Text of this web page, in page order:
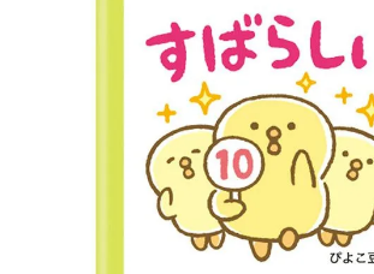
だっとちゃん ばいばいべあ
ようこそ
かわうそ
ゆるあにまる
ツンダちゃん ウサコレフ
一期一会 その他
文具小物
雑貨
スタンプ・浸透印 95459 ぴよ